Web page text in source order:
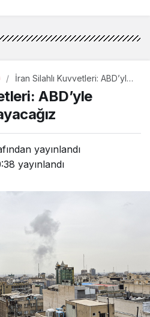
İran Silahlı Kuvvetleri: ABD’yle
müzakere yapmayacağız
ABD’yle
yayınlandı
yayınlandı